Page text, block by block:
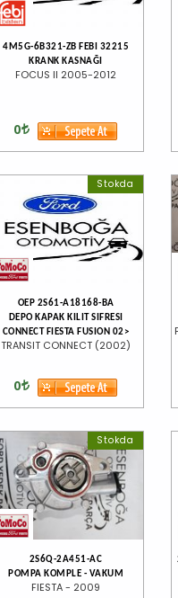
4M5G-6B321-ZB FEBI 32215
KRANK KASNAĞI
FOCUS II 2005-2012
0
Stokda
OEP 2S61-A18168-BA
DEPO KAPAK KILIT SIFRESI
CONNECT FIESTA FUSION 02>
TRANSIT CONNECT (2002)
0
Stokda
2S6Q-2A451-AC
POMPA KOMPLE - VAKUM
FIESTA - 2009